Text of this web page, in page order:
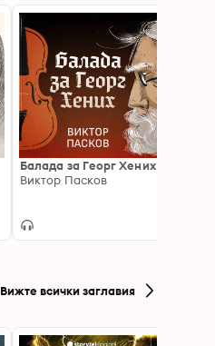
Балада за Георг Хених
Виктор Пасков
Вижте всички заглавия